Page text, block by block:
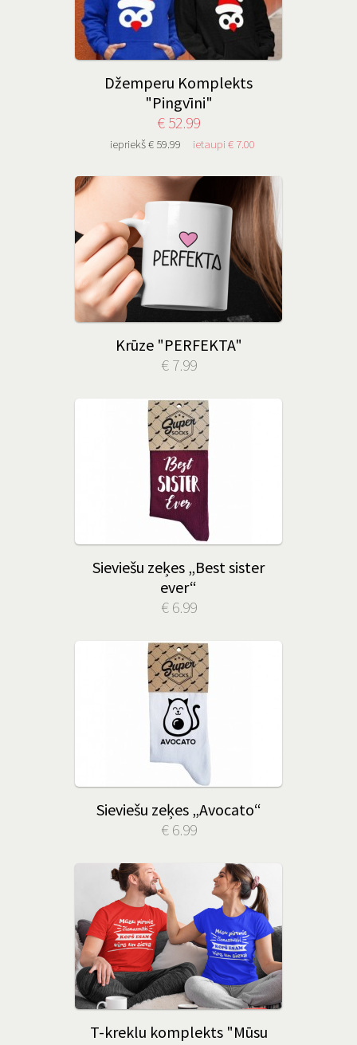
Džemperu Komplekts
"Pingvīni"
€ 52.99
iepriekš € 59.99 ietaupi € 7.00
Krūze "PERFEKTA"
€ 7.99
Sieviešu zeķes „Best sister
ever“
€ 6.99
Sieviešu zeķes „Avocato“
€ 6.99
T-kreklu komplekts "Mūsu